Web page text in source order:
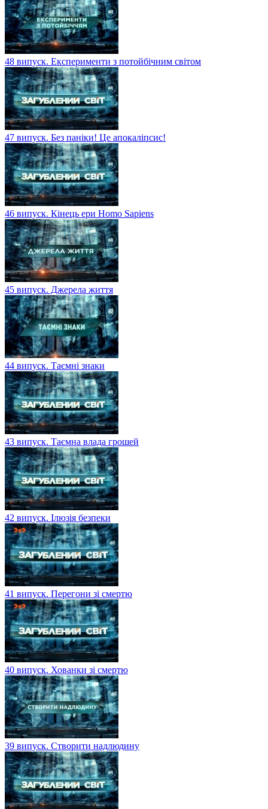
48 випуск. Експерименти з потойбічним світом
47 випуск. Без паніки! Це апокаліпсис!
46 випуск. Кінець ери Homo Sapiens
45 випуск. Джерела життя
44 випуск. Таємні знаки
43 випуск. Таємна влада грошей
42 випуск. Ілюзія безпеки
41 випуск. Перегони зі смертю
40 випуск. Хованки зі смертю
39 випуск. Створити надлюдину